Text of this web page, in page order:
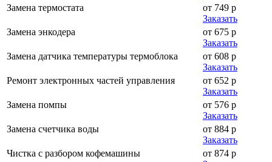
Замена термостата
от 749 р
Заказать
Замена энкодера
от 675 р
Заказать
Замена датчика температуры термоблока
от 608 р
Заказать
Ремонт электронных частей управления
от 652 р
Заказать
Замена помпы
от 576 р
Заказать
Замена счетчика воды
от 884 р
Заказать
Чистка с разбором кофемашины
от 874 р